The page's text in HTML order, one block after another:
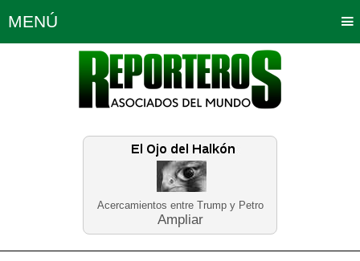
Acercamientos entre Trump y Petro
Ampliar
MENÚ
Política Opinión Bogotá
Planeta Tierra Deportes
Educación Neira